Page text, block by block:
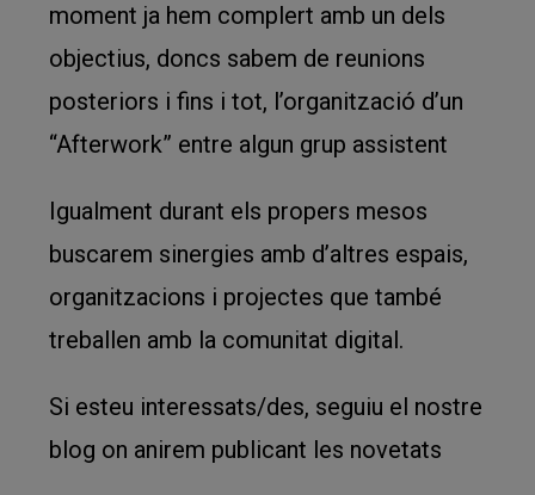
moment ja hem complert amb un dels
objectius, doncs sabem de reunions
posteriors i fins i tot, l’organització d’un
“Afterwork” entre algun grup assistent
Igualment durant els propers mesos
buscarem sinergies amb d’altres espais,
organitzacions i projectes que també
treballen amb la comunitat digital.
Si esteu interessats/des, seguiu el nostre
blog on anirem publicant les novetats